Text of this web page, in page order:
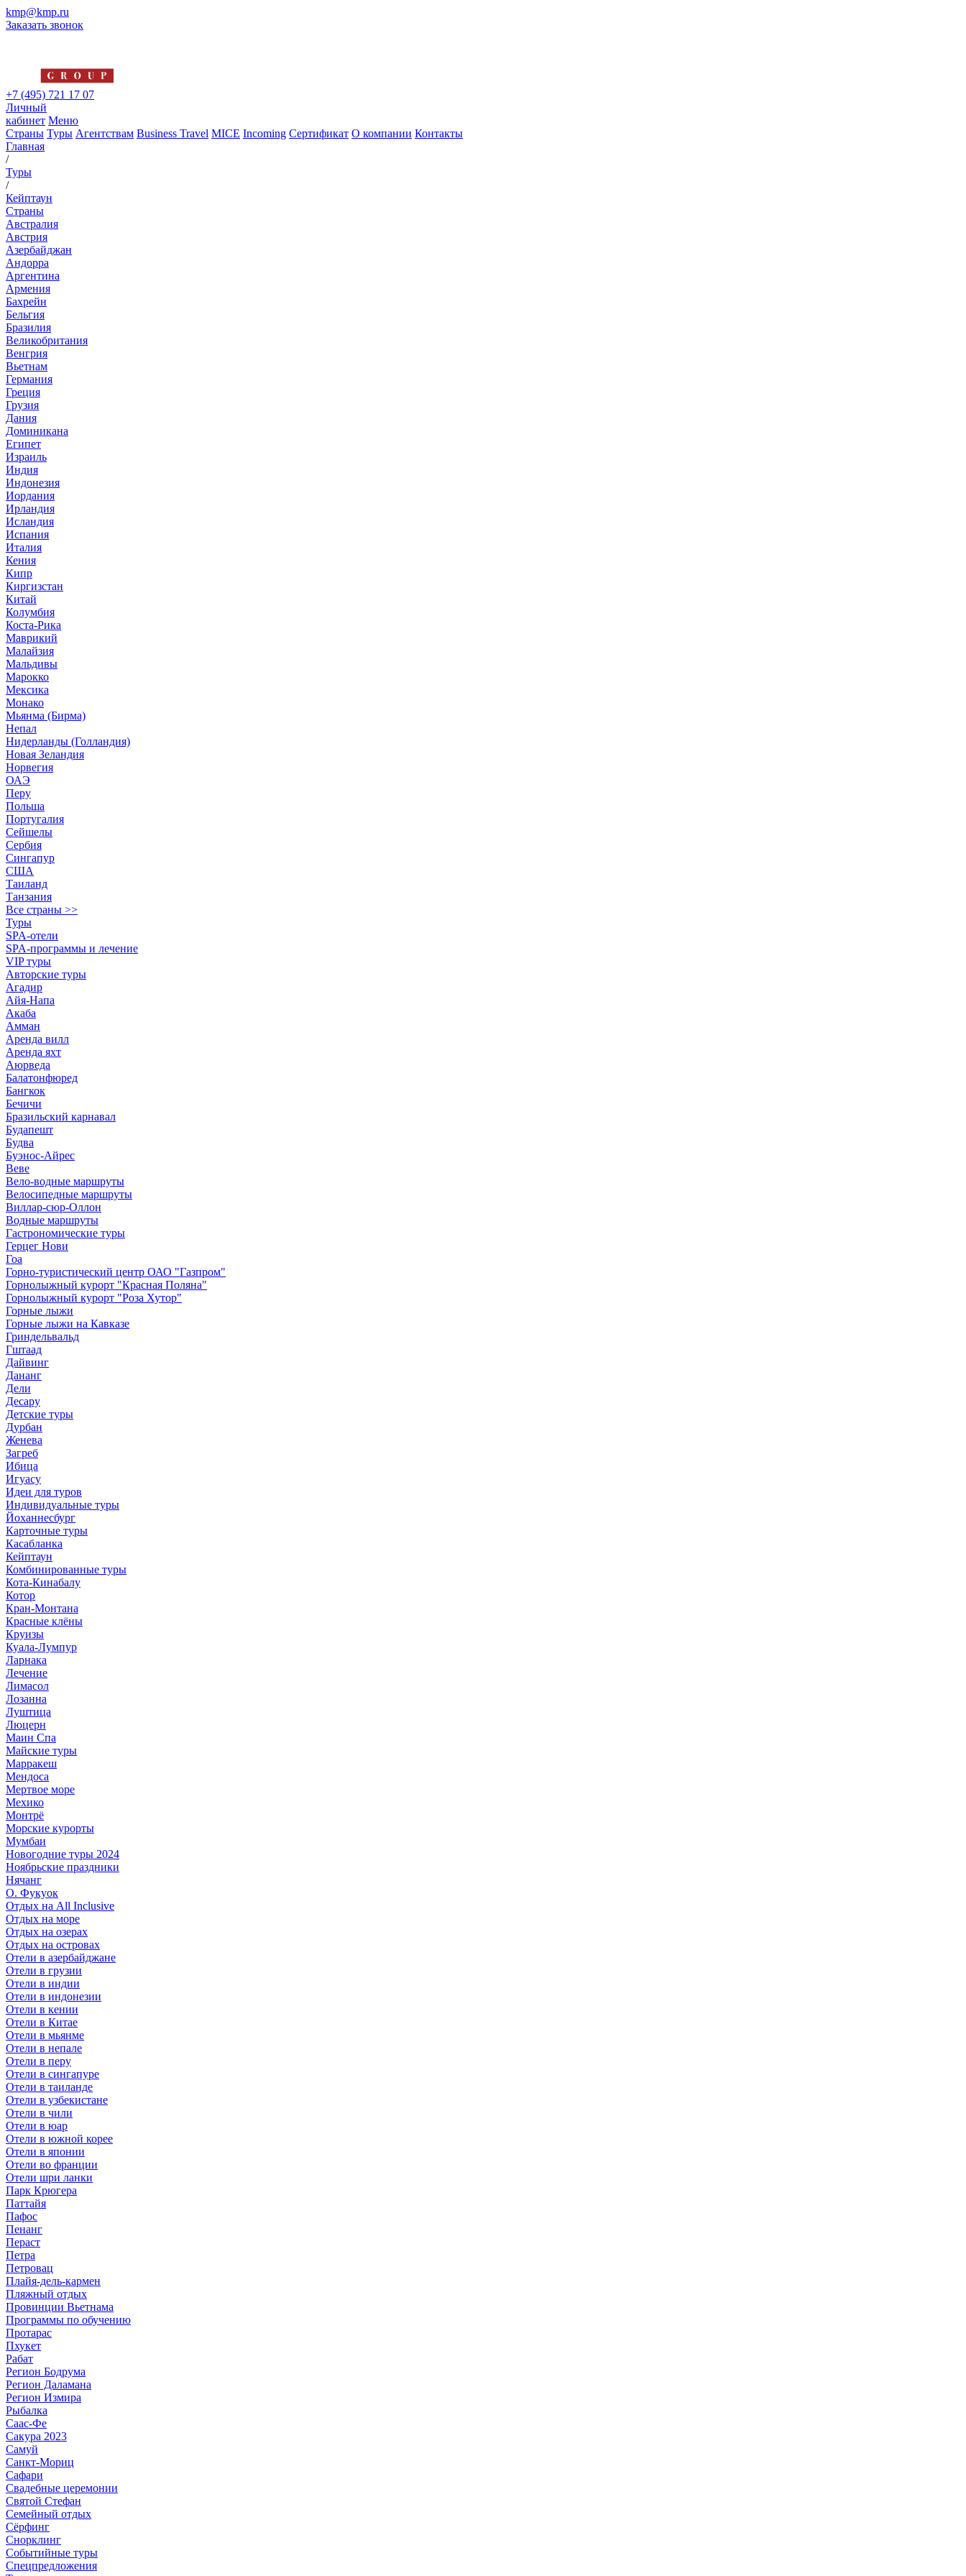
kmp@kmp.ru
Заказать звонок
+7 (495) 721 17 07
Личный
кабинет Меню
Страны Туры Агентствам Business Travel MICE Incoming Сертификат О компании Контакты
Главная
/
Туры
/
Кейптаун
Страны
Австралия
Австрия
Азербайджан
Андорра
Аргентина
Армения
Бахрейн
Бельгия
Бразилия
Великобритания
Венгрия
Вьетнам
Германия
Греция
Грузия
Дания
Доминикана
Египет
Израиль
Индия
Индонезия
Иордания
Ирландия
Исландия
Испания
Италия
Кения
Кипр
Киргизстан
Китай
Колумбия
Коста-Рика
Маврикий
Малайзия
Мальдивы
Марокко
Мексика
Монако
Мьянма (Бирма)
Непал
Нидерланды (Голландия)
Новая Зеландия
Норвегия
ОАЭ
Перу
Польша
Португалия
Сейшелы
Сербия
Сингапур
США
Таиланд
Танзания
Все страны >>
Туры
SPA-отели
SPA-программы и лечение
VIP туры
Авторские туры
Агадир
Айя-Напа
Акаба
Амман
Аренда вилл
Аренда яхт
Аюрведа
Балатонфюред
Бангкок
Бечичи
Бразильский карнавал
Будапешт
Будва
Буэнос-Айрес
Веве
Вело-водные маршруты
Велосипедные маршруты
Виллар-сюр-Оллон
Водные маршруты
Гастрономические туры
Герцег Нови
Гоа
Горно-туристический центр ОАО "Газпром"
Горнолыжный курорт "Красная Поляна"
Горнолыжный курорт "Роза Хутор"
Горные лыжи
Горные лыжи на Кавказе
Гриндельвальд
Гштаад
Дайвинг
Дананг
Дели
Десару
Детские туры
Дурбан
Женева
Загреб
Ибица
Игуасу
Идеи для туров
Индивидуальные туры
Йоханнесбург
Карточные туры
Касабланка
Кейптаун
Комбинированные туры
Кота-Кинабалу
Котор
Кран-Монтана
Красные клёны
Круизы
Куала-Лумпур
Ларнака
Лечение
Лимасол
Лозанна
Луштица
Люцерн
Маин Спа
Майские туры
Марракеш
Мендоса
Мертвое море
Мехико
Монтрё
Морские курорты
Мумбаи
Новогодние туры 2024
Ноябрьские праздники
Нячанг
О. Фукуок
Отдых на All Inclusive
Отдых на море
Отдых на озерах
Отдых на островах
Отели в азербайджане
Отели в грузии
Отели в индии
Отели в индонезии
Отели в кении
Отели в Китае
Отели в мьянме
Отели в непале
Отели в перу
Отели в сингапуре
Отели в таиланде
Отели в узбекистане
Отели в чили
Отели в юар
Отели в южной корее
Отели в японии
Отели во франции
Отели шри ланки
Парк Крюгера
Паттайя
Пафос
Пенанг
Пераст
Петра
Петровац
Плайя-дель-кармен
Пляжный отдых
Провинции Вьетнама
Программы по обучению
Протарас
Пхукет
Рабат
Регион Бодрума
Регион Даламана
Регион Измира
Рыбалка
Саас-Фе
Сакура 2023
Самуй
Санкт-Мориц
Сафари
Свадебные церемонии
Святой Стефан
Семейный отдых
Сёрфинг
Снорклинг
Событийные туры
Спецпредложения